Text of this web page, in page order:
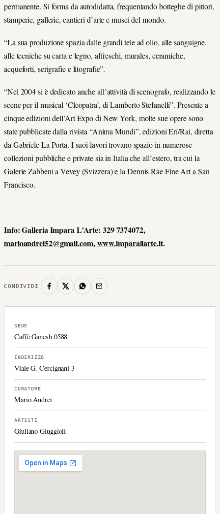
permanente. Si forma da autodidatta, frequentando botteghe di pittori,
stamperie, gallerie, cantieri d’arte e musei del mondo.
“La sua produzione spazia dalle grandi tele ad olio, alle sanguigne,
alle tecniche su carta e legno, affreschi, murales, ceramiche,
acqueforti, serigrafie e litografie”.
“Nel 2004 si è dedicato anche all’attività di scenografo, realizzando le
scene per il musical ‘Cleopatra’, di Lamberto Stefanelli”. Presente a
cinque edizioni dell’Art Expo di New York, molte sue opere sono
state pubblicate dalla rivista “Anima Mundi”, edizioni Eri/Rai, diretta
da Gabriele La Porta. I suoi lavori trovano spazio in numerose
collezioni pubbliche e private sia in Italia che all’estero, tra cui la
Galerie Zabbeni a Vevey (Svizzera) e la Dennis Rae Fine Art a San
Francisco.
Info: Galleria Impara L’Arte: 329 7374072,
marioandrei52@gmail.com,www.imparallarte.it.
CONDIVIDI
SEDE
Caffè Ganesh 0588
INDIRIZZO
Viale G. Cercignani 3
CURATORE
Mario Andrei
ARTISTI
Giuliano Giuggioli